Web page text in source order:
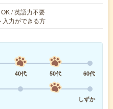
/ 英語力不要
入力ができる方
40代 50代
60代
しずか